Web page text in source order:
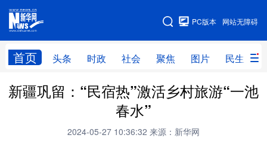
网站无障碍
PC版本
首页 头条 时政 社会 聚焦 图片 民生
网站地图
头条 时政 社会 聚焦
服务
新疆巩留：“民宿热”激活乡村旅游“一池
春水”
2024-05-27 10:36:32 来源：新华网